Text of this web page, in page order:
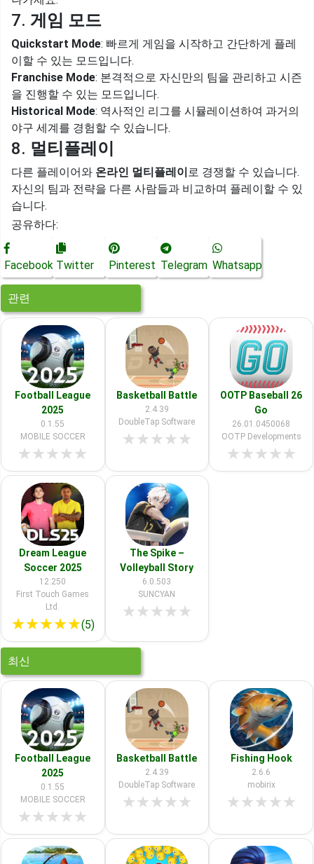
7. 게임 모드
Quickstart Mode: 빠르게 게임을 시작하고 간단하게 플레
이할 수 있는 모드입니다.
Franchise Mode: 본격적으로 자신만의 팀을 관리하고 시즌
을 진행할 수 있는 모드입니다.
Historical Mode: 역사적인 리그를 시뮬레이션하여 과거의
야구 세계를 경험할 수 있습니다.
8. 멀티플레이
다른 플레이어와 온라인 멀티플레이로 경쟁할 수 있습니다.
자신의 팀과 전략을 다른 사람들과 비교하며 플레이할 수 있
습니다.
공유하다:
Facebook Twitter Pinterest Telegram Whatsapp
관련
Football League
2025
0.1.55
MOBILE SOCCER
★★★★★
Basketball Battle
2.4.39
DoubleTap Software
★★★★★
OOTP Baseball 26
Go
26.01.0450068
OOTP Developments
★★★★★
Dream League
Soccer 2025
12.250
First Touch Games
Ltd.
★★★★★(5)
The Spike –
Volleyball Story
6.0.503
SUNCYAN
★★★★★
최신
Football League
2025
0.1.55
MOBILE SOCCER
★★★★★
Basketball Battle
2.4.39
DoubleTap Software
★★★★★
Fishing Hook
2.6.6
mobirix
★★★★★